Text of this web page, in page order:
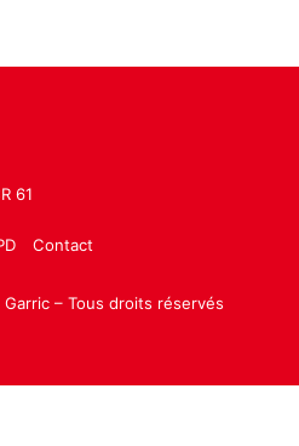
61
Contact
– Tous droits réservés